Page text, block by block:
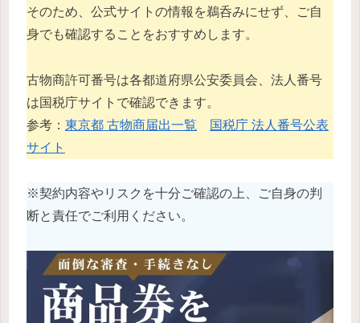
そのため、公式サイトの情報を鵜呑みにせず、ご自
身でも確認することをおすすめします。
古物商許可番号は各都道府県公安委員会、法人番号
は国税庁サイトで確認できます。
参考： 東京都 古物商届出一覧
国税庁 法人番号公表
サイト
※契約内容やリスクを十分ご確認の上、ご自身の判
断と責任でご利用ください。